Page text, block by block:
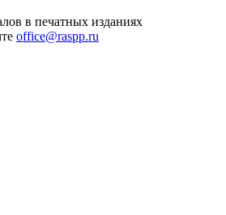
в печатных изданиях
office@raspp.ru